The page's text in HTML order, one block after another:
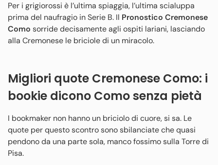
Per i grigiorossi è l’ultima spiaggia, l’ultima scialuppa
prima del naufragio in Serie B. Il Pronostico Cremonese
Como sorride decisamente agli ospiti lariani, lasciando
alla Cremonese le briciole di un miracolo.
Migliori quote Cremonese Como: i
bookie dicono Como senza pietà
I bookmaker non hanno un briciolo di cuore, si sa. Le
quote per questo scontro sono sbilanciate che quasi
pendono da una parte sola, manco fossimo sulla Torre di
Pisa.